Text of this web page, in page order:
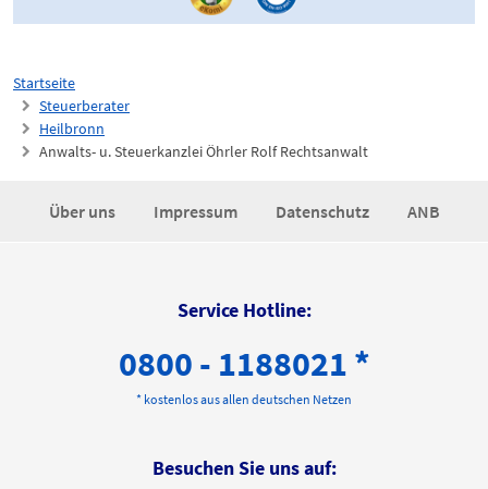
Startseite
Steuerberater
Heilbronn
Anwalts- u. Steuerkanzlei Öhrler Rolf Rechtsanwalt
Über uns Impressum Datenschutz ANB
Service Hotline:
0800 - 1188021 *
* kostenlos aus allen deutschen Netzen
Besuchen Sie uns auf: